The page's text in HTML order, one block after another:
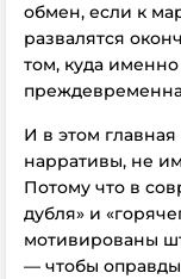
обмен, если к
развалятся
том, куда
И в этом
нарративы, не
Потому что в
дубля» и
мотивированы
— чтобы